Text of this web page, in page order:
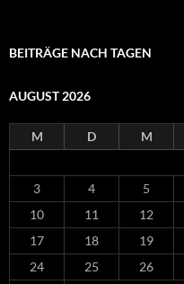
BEITRÄGE NACH TAGEN
AUGUST 2026
M D M
3
4 5
10
11 12
17
18 19
24
25 26